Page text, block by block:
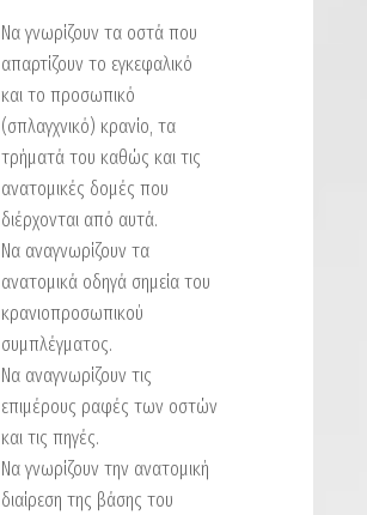
Να γνωρίζουν τα οστά που
απαρτίζουν το εγκεφαλικό
και το προσωπικό
(σπλαγχνικό) κρανίο, τα
τρήματά του καθώς και τις
ανατομικές δομές που
διέρχονται από αυτά.
Να αναγνωρίζουν τα
ανατομικά οδηγά σημεία του
κρανιοπροσωπικού
συμπλέγματος.
Να αναγνωρίζουν τις
επιμέρους ραφές των οστών
και τις πηγές.
Να γνωρίζουν την ανατομική
διαίρεση της βάσης του